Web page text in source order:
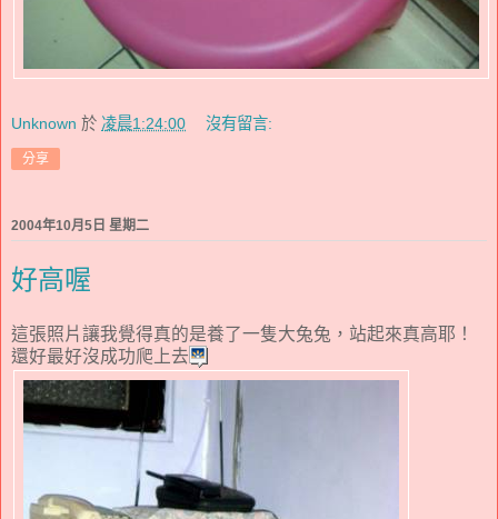
Unknown 於 凌晨1:24:00 沒有留言:
分享
2004年10月5日 星期二
好高喔
這張照片讓我覺得真的是養了一隻大兔兔，站起來真高耶！
還好最好沒成功爬上去